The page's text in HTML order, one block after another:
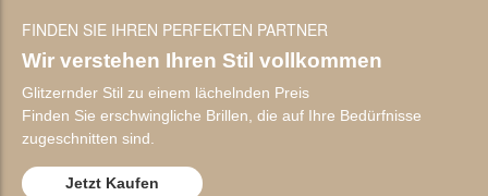
FINDEN SIE IHREN PERFEKTEN PARTNER
Wir verstehen Ihren Stil vollkommen
Glitzernder Stil zu einem lächelnden Preis
Finden Sie erschwingliche Brillen, die auf Ihre Bedürfnisse
zugeschnitten sind.
Jetzt Kaufen